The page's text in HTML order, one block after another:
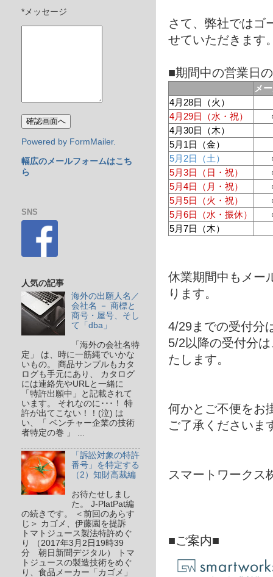
さて、弊社ではゴ
せていただきます
■期間中の営業日
メ
4月28日（火）
4月29日（水・祝）
4月30日（木）
5月1日（金）
5月2日（土）
5月3日（日・祝）
5月4日（月・祝）
5月5日（火・祝）
5月6日（水・振休）
5月7日（木）
休業期間中もメー
ります。
4/29までの受付分
5/2以降の受付分
たします。
何かとご不便をお
ご了承くださいま
スマートワーク
■ご案内■
*メッセージ
Powered by FormMailer.
幅広のメールフォームはこち
ら
SNS
人気の記事
海外の出願人名／
会社名 － 商標と
商号・屋号、そし
て「dba」
「海外の会社名特
定」 は、時に一筋縄でいかな
いもの。 商品サンプルもカタ
ログも手元にあり、 カタログ
には連絡先やURLと一緒に
「特許出願中」と記載されて
います。 それなのに･･･！ 特
許が出てこない！！(泣) は
い、「 ベンチャー企業の技術
者特定の巻 」 ...
「訴訟対象の特許
番号」を特定する
（2）知財高裁編
お待たせしまし
た。 J-PlatPat編
の続きです。 ＜前回のあらす
じ＞ カゴメ、伊藤園を提訴
トマトジュース製法特許めぐ
り （2017年3月2日19時39
分 朝日新聞デジタル） トマ
トジュースの製造技術をめぐ
り、食品メーカー「カゴメ」